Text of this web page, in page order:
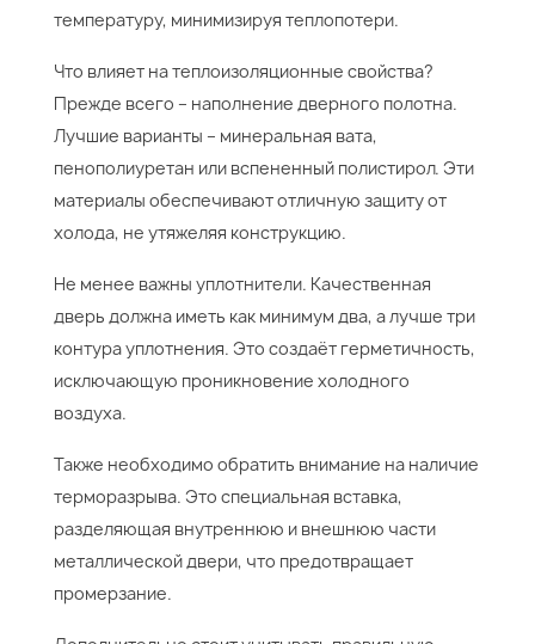
температуру, минимизируя теплопотери.
Что влияет на теплоизоляционные свойства?
Прежде всего – наполнение дверного полотна.
Лучшие варианты – минеральная вата,
пенополиуретан или вспененный полистирол. Эти
материалы обеспечивают отличную защиту от
холода, не утяжеляя конструкцию.
Не менее важны уплотнители. Качественная
дверь должна иметь как минимум два, а лучше три
контура уплотнения. Это создаёт герметичность,
исключающую проникновение холодного
воздуха.
Также необходимо обратить внимание на наличие
терморазрыва. Это специальная вставка,
разделяющая внутреннюю и внешнюю части
металлической двери, что предотвращает
промерзание.